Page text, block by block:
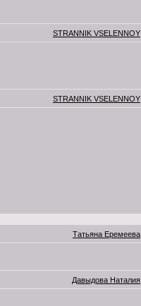
STRANNIK VSELENNOY
STRANNIK VSELENNOY
Татьяна Еремеева
Давыдова Наталия